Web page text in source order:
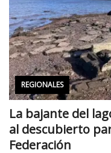
REGIONALES
La bajante del
al descubierto
Federación